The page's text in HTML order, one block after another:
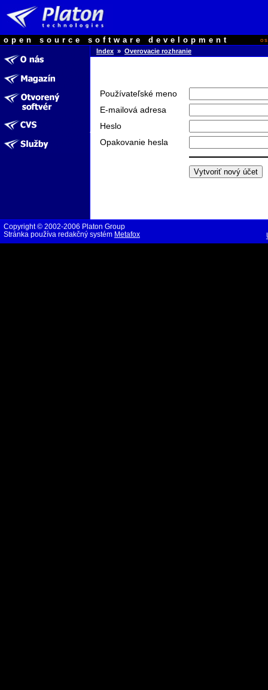
open source software development
Index » Overovacie rozhranie
Používateľské meno
E-mailová adresa
Heslo
Opakovanie hesla
Copyright © 2002-2006 Platon Group
Stránka používa redakčný systém Metafox